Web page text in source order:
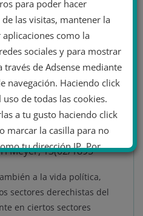
pública al militar
la destrucción de su
Meyer, 13(02/1895
a la vida política,
sectores derechistas del
en ciertos sectores
para poder hacer
las visitas, mantener la
como la
sociales y para mostrar
de Adsense mediante
navegación. Haciendo click
de todas las cookies.
a tu gusto haciendo click
marcar la casilla para no
tu dirección IP. Por